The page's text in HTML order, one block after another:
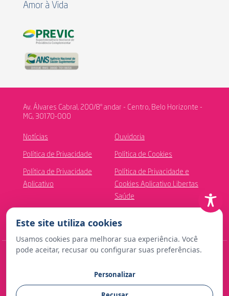
Amor à Vida
Av. Álvares Cabral, 200/8º andar - Centro, Belo Horizonte -
MG, 30170-000
Notícias Ouvidoria
Política de Privacidade Política de Cookies
Política de Privacidade
Aplicativo
Política de Privacidade e
Cookies Aplicativo Libertas
Saúde
Contato para imprensa:
Este site utiliza cookies
Usamos cookies para melhorar sua experiência. Você
pode aceitar, recusar ou configurar suas preferências.
Personalizar